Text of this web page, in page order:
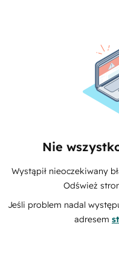
Nie
Wystąpił nieoczekiwany
Odśwież
Jeśli problem nadal
adresem